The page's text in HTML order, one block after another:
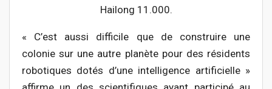
Hailong 11.000.
« C’est aussi difficile que de construire une
colonie sur une autre planète pour des résidents
robotiques dotés d’une intelligence artificielle »